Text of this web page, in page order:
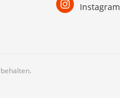
Instagram